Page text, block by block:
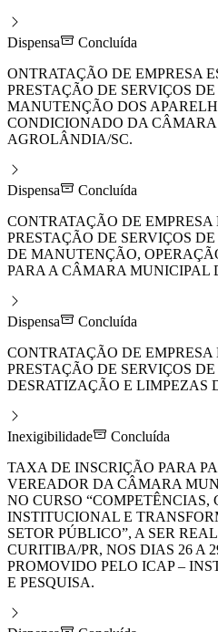
Dispensa
Concluída
ONTRATAÇÃO DE EMPRESA
PRESTAÇÃO DE SERVIÇOS
MANUTENÇÃO DOS
CONDICIONADO DA
AGROLÂNDIA/SC.
Dispensa
Concluída
CONTRATAÇÃO DE
PRESTAÇÃO DE SERVIÇOS
DE MANUTENÇÃO,
PARA A CÂMARA MUNICIPAL
Dispensa
Concluída
CONTRATAÇÃO DE
PRESTAÇÃO DE SERVIÇOS
DESRATIZAÇÃO E LIMPEZAS
Inexigibilidade
Concluída
TAXA DE INSCRIÇÃO PARA
VEREADOR DA CÂMARA
NO CURSO
INSTITUCIONAL E
SETOR PÚBLICO”, A SER
CURITIBA/PR, NOS DIAS 26 A
PROMOVIDO PELO ICAP –
E PESQUISA.